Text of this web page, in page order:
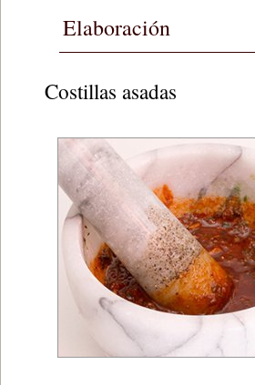
Elaboración
Costillas asadas